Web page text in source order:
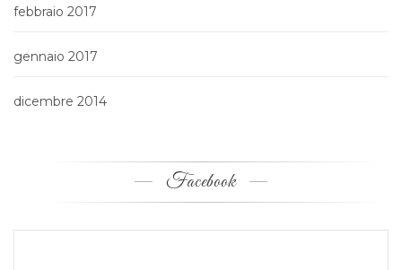
febbraio 2017
gennaio 2017
dicembre 2014
Facebook